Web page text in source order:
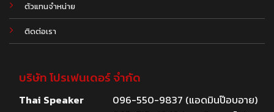
ตัวแทนจำหน่าย
ติดต่อเรา
บริษัท โปรเฟนเดอร์ จำกัด
Thai Speaker
096-550-9837 (แอดมินป๊อบอาย)